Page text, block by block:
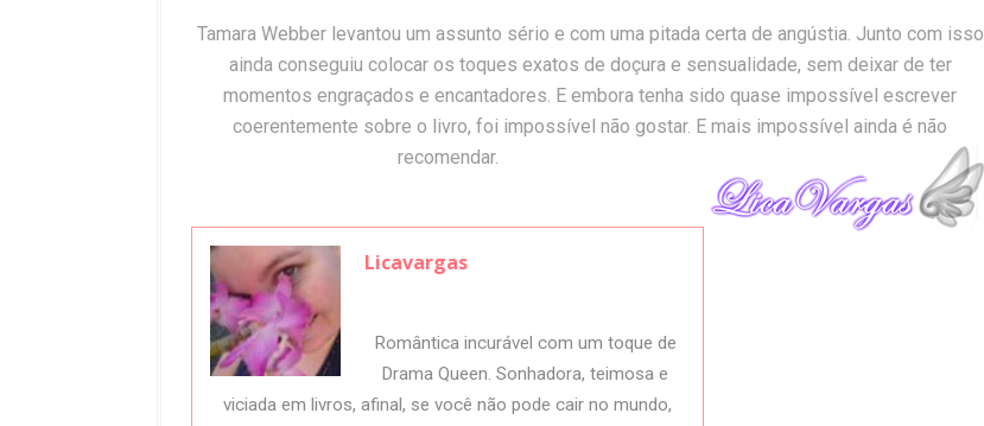
Tamara Webber levantou um assunto sério e com uma pitada certa de angústia. Junto com isso
ainda conseguiu colocar os toques exatos de doçura e sensualidade, sem deixar de ter
momentos engraçados e encantadores. E embora tenha sido quase impossível escrever
coerentemente sobre o livro, foi impossível não gostar. E mais impossível ainda é não
recomendar.
Licavargas
Romântica incurável com um toque de
Drama Queen. Sonhadora, teimosa e
viciada em livros, afinal, se você não pode cair no mundo,